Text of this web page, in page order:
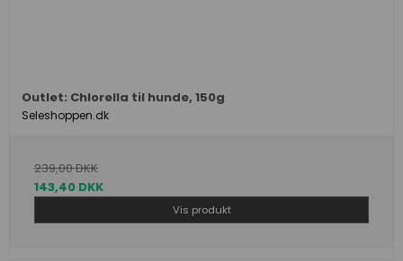
Outlet: Chlorella til hunde, 150g
Seleshoppen.dk
239,00 DKK
143,40 DKK
Vis produkt